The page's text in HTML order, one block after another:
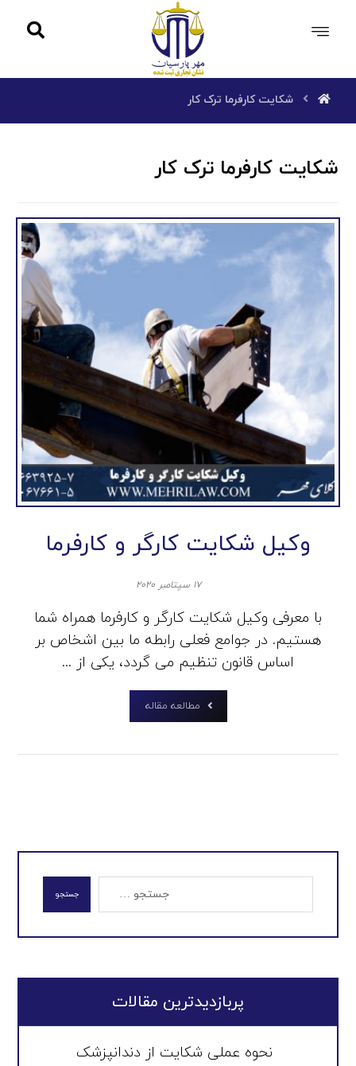
شکایت کارفرما ترک کار
شکایت کارفرما ترک کار
وکیل شکایت کارگر و کارفرما
۱۷ سپتامبر ۲۰۲۰
با معرفی وکیل شکایت کارگر و کارفرما همراه شما
هستیم. در جوامع فعلی رابطه ما بین اشخاص بر
اساس قانون تنظیم می گردد، یکی از ...
مطالعه مقاله
جستجو
پربازدیدترین مقالات
نحوه عملی شکایت از دندانپزشک